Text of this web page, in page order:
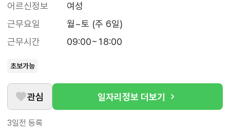
어르신정보
여성
근무요일
월~토 (주 6일)
근무시간
09:00~18:00
초보가능
관심 일자리정보 더보기
3일전 등록